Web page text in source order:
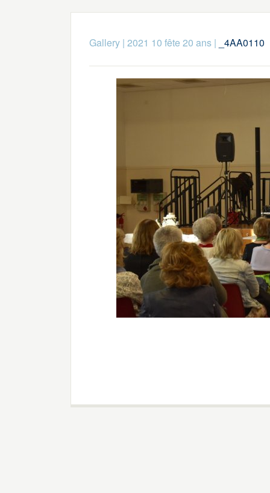
Gallery| 2021 10 fête 20 ans| _4AA0110